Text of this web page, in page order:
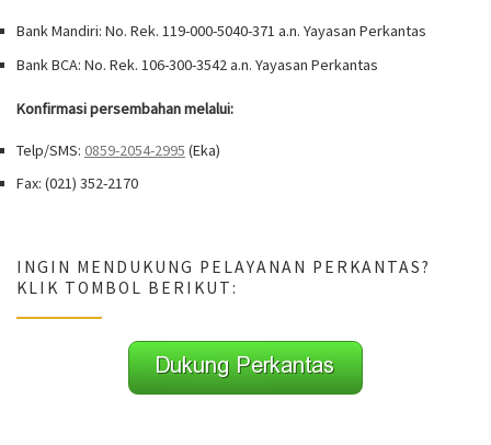
Bank Mandiri: No. Rek. 119-000-5040-371 a.n. Yayasan Perkantas
Bank BCA: No. Rek. 106-300-3542 a.n. Yayasan Perkantas
Konfirmasi persembahan melalui:
Telp/SMS: 0859-2054-2995 (Eka)
Fax: (021) 352-2170
INGIN MENDUKUNG PELAYANAN PERKANTAS?
KLIK TOMBOL BERIKUT: